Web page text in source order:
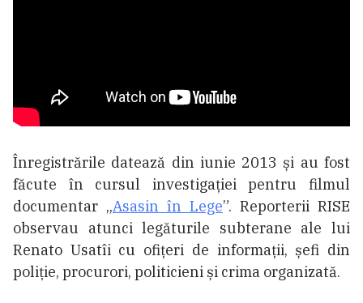
Înregistrările datează din iunie 2013 și au fost
făcute în cursul investigației pentru filmul
documentar „Asasin în Lege”. Reporterii RISE
observau atunci legăturile subterane ale lui
Renato Usatîi cu ofițeri de informații, șefi din
poliție, procurori, politicieni și crima organizată.